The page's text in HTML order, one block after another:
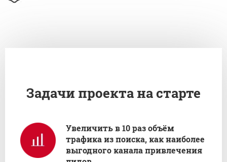
Задачи проекта на старте
Увеличить в 10 раз объём
трафика из поиска, как наиболее
выгодного канала привлечения